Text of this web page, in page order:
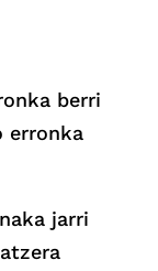
berri
erronka
jarri